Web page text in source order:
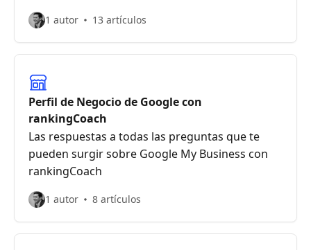
1 autor 13 artículos
Perfil de Negocio de Google con
rankingCoach
Las respuestas a todas las preguntas que te
pueden surgir sobre Google My Business con
rankingCoach
1 autor 8 artículos